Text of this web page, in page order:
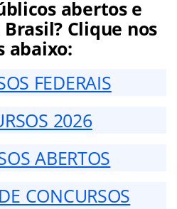
abertos e
Clique nos
abaixo:
FEDERAIS
2026
ABERTOS
CONCURSOS